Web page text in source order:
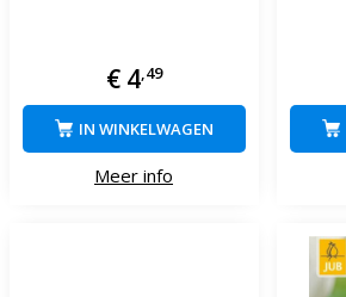
€ 4 49
Meer info
IN WINKELWAGEN